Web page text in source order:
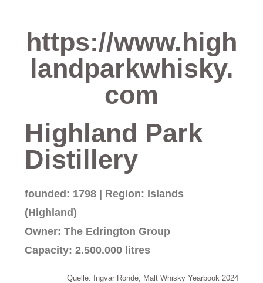
https://www.high
landparkwhisky.
com
Highland Park
Distillery
founded: 1798 | Region: Islands
(Highland)
Owner: The Edrington Group
Capacity: 2.500.000 litres
Quelle: Ingvar Ronde, Malt Whisky Yearbook 2024